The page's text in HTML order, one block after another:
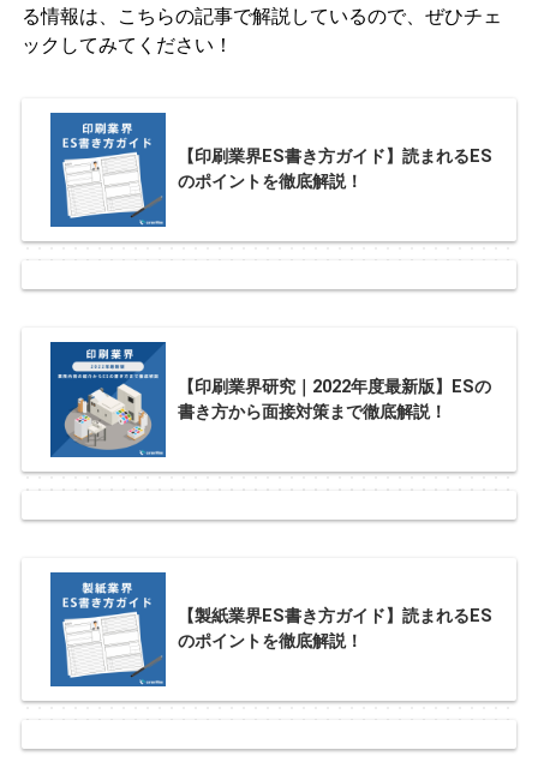
る情報は、こちらの記事で解説しているので、ぜひチェ
ックしてみてください！
【印刷業界ES書き方ガイド】読まれるES
のポイントを徹底解説！
【印刷業界研究｜2022年度最新版】ESの
書き方から面接対策まで徹底解説！
【製紙業界ES書き方ガイド】読まれるES
のポイントを徹底解説！